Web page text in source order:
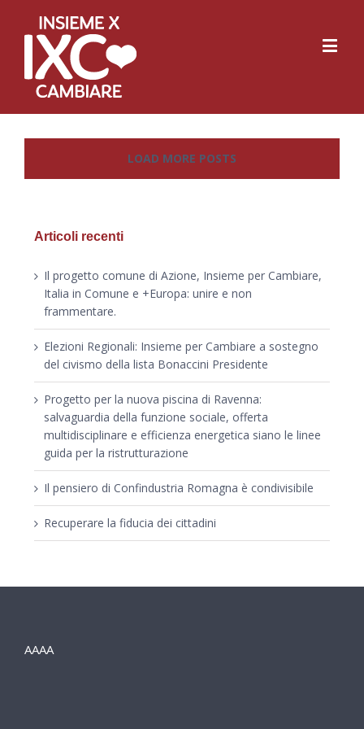
LOAD MORE POSTS
Articoli recenti
Il progetto comune di Azione, Insieme per Cambiare,
Italia in Comune e +Europa: unire e non
frammentare.
Elezioni Regionali: Insieme per Cambiare a sostegno
del civismo della lista Bonaccini Presidente
Progetto per la nuova piscina di Ravenna:
salvaguardia della funzione sociale, offerta
multidisciplinare e efficienza energetica siano le linee
guida per la ristrutturazione
Il pensiero di Confindustria Romagna è condivisibile
Recuperare la fiducia dei cittadini
AAAA